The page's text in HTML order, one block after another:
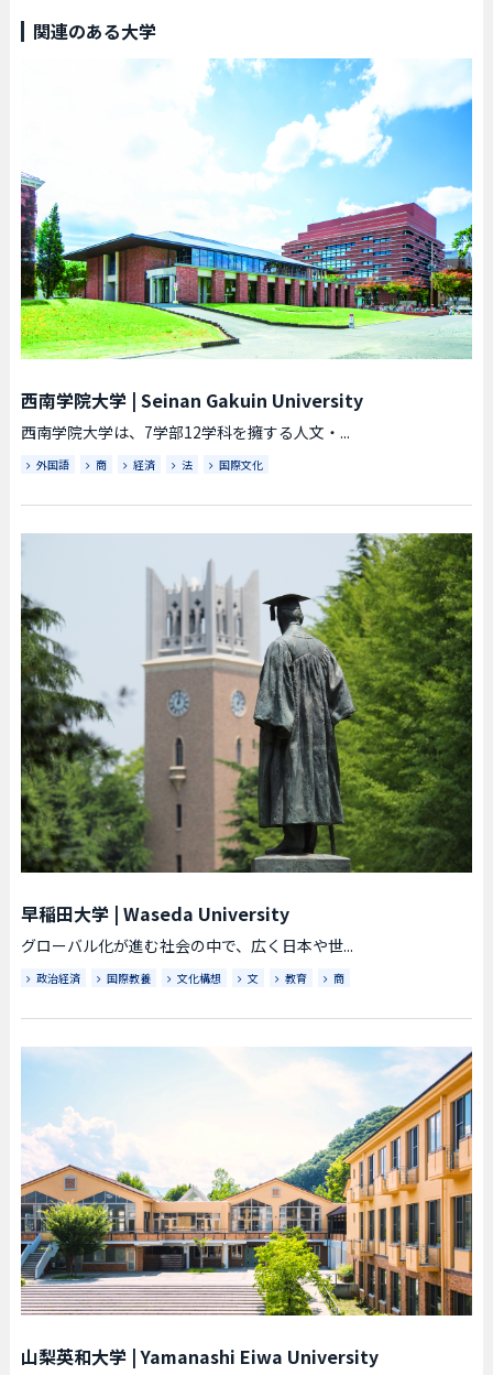
関連のある大学
西南学院大学| Seinan Gakuin University
西南学院大学は、7学部12学科を擁する人文・...
外国語 商 経済 法 国際文化
早稲田大学| Waseda University
グローバル化が進む社会の中で、広く日本や世...
政治経済 国際教養 文化構想 文 教育 商
山梨英和大学|Yamanashi Eiwa University